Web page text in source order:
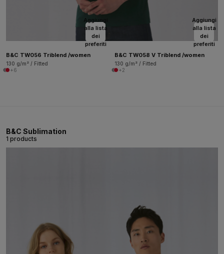
Aggiungi
alla lista
dei
preferiti
B&C TW056 Triblend /women
130 g/m² / Fitted
+6
Aggiungi
alla lista
dei
preferiti
B&C TW058 V Triblend /women
130 g/m² / Fitted
+2
B&C Sublimation
1 products